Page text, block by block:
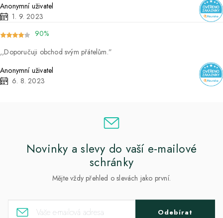
Anonymní uživatel
1. 9. 2023
90%
Doporučuji obchod svým přátelům.
Anonymní uživatel
6. 8. 2023
Novinky a slevy do vaší e-mailové
schránky
Mějte vždy přehled o slevách jako první.
Odebírat